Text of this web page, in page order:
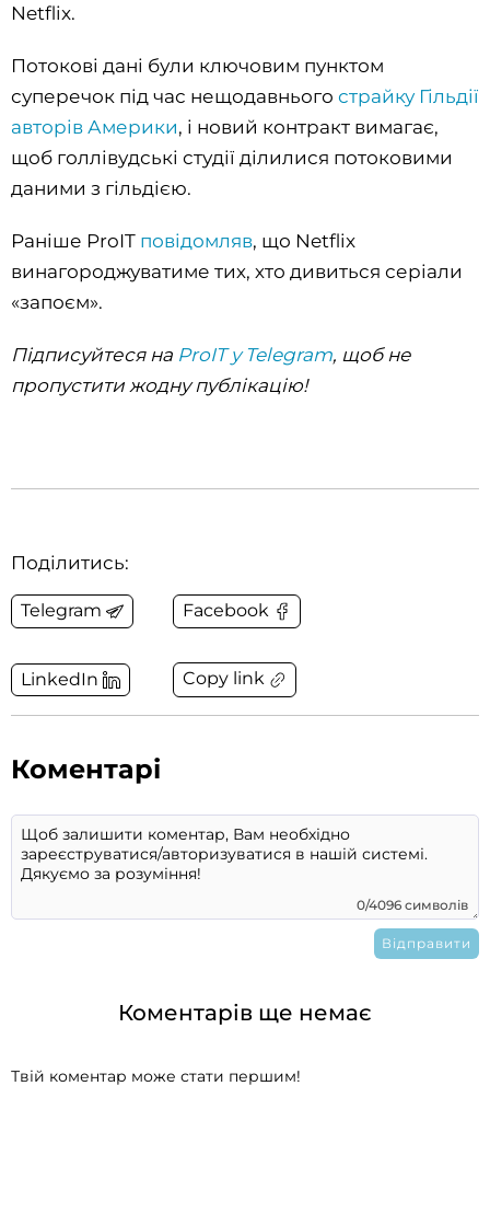
Netflix.
Потокові дані були ключовим пунктом
суперечок під час нещодавнього страйку Гільдії
авторів Америки, і новий контракт вимагає,
щоб голлівудські студії ділилися потоковими
даними з гільдією.
Раніше ProIT повідомляв, що Netflix
винагороджуватиме тих, хто дивиться серіали
«запоєм».
Підписуйтеся на ProIT у Telegram, щоб не
пропустити жодну публікацію!
Поділитись:
Telegram Facebook
LinkedIn Copy link
Коментарі
0/4096 символів
Коментарів ще немає
Твій коментар може стати першим!